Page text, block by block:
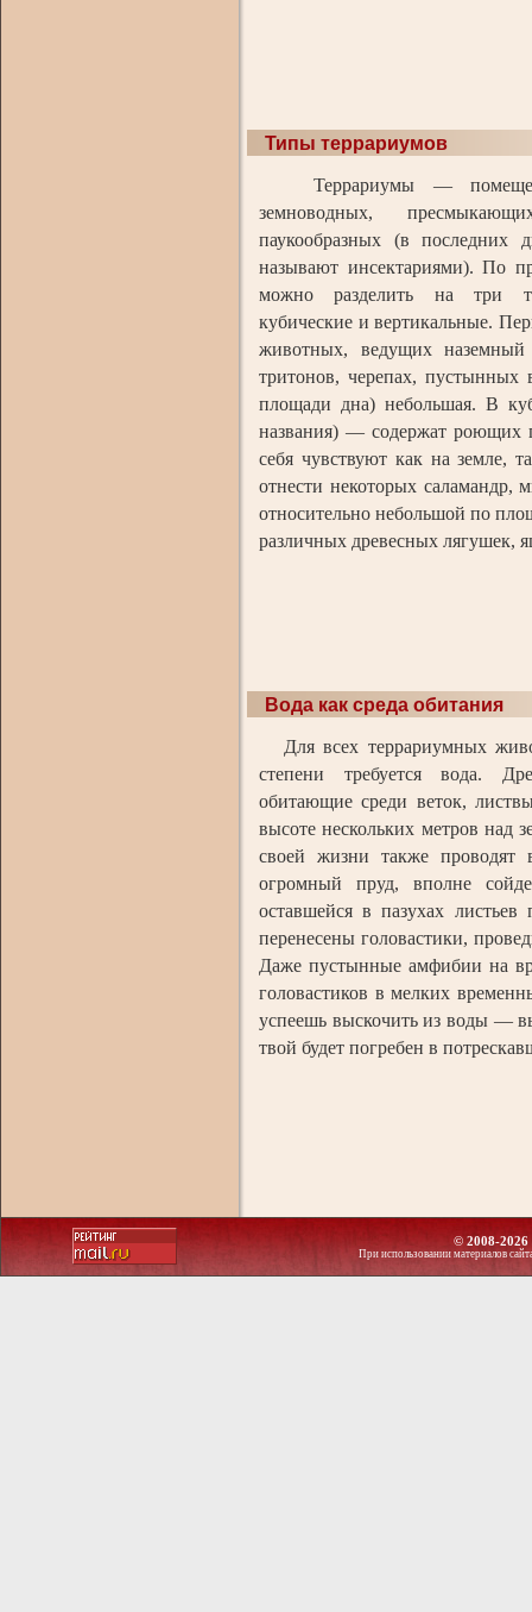
Типы террариумов
Террариумы —
земноводных,
паукообразных (в последних
называют инсектариями). По
можно разделить на три
кубические и вертикальные.
животных, ведущих
тритонов, черепах, пустынных
площади дна) небольшая. В
названия) — содержат роющих
себя чувствуют как на земле,
отнести некоторых саламандр,
относительно небольшой по
различных древесных лягушек,
Вода как среда обитания
Для всех террариумных
степени требуется вода.
обитающие среди веток,
высоте нескольких метров над
своей жизни также
огромный пруд, вполне
оставшейся в пазухах
перенесены головастики,
Даже пустынные амфибии на
головастиков в мелких
успеешь выскочить из воды —
твой будет погребен в
© 2008-2026
При использовании материалов